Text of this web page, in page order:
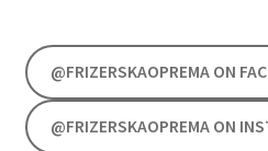
@FRIZERSKAOPREMA ON
@FRIZERSKAOPREMA ON